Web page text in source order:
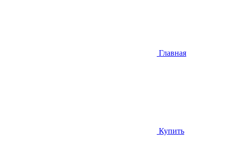
Главная
Купить